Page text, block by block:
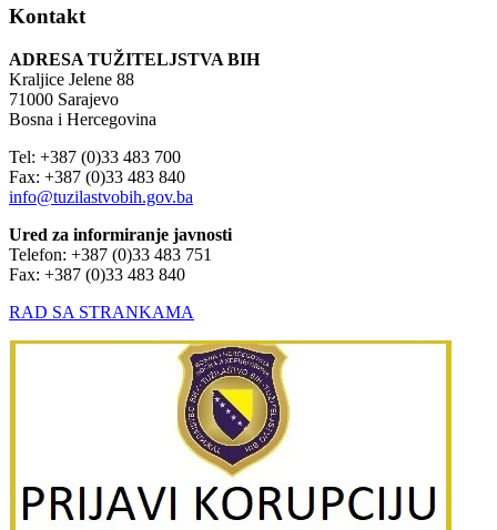
Kontakt
ADRESA TUŽITELJSTVA BIH
Kraljice Jelene 88
71000 Sarajevo
Bosna i Hercegovina
Tel: +387 (0)33 483 700
Fax: +387 (0)33 483 840
info@tuzilastvobih.gov.ba
Ured za informiranje javnosti
Telefon: +387 (0)33 483 751
Fax: +387 (0)33 483 840
RAD SA STRANKAMA